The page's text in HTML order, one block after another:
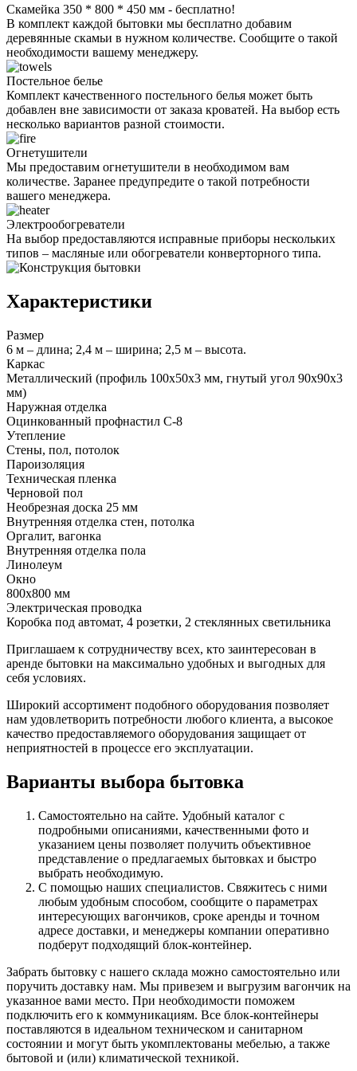
Скамейка 350 * 800 * 450 мм - бесплатно!
В комплект каждой бытовки мы бесплатно добавим
деревянные скамьи в нужном количестве. Сообщите о такой
необходимости вашему менеджеру.
Постельное белье
Комплект качественного постельного белья может быть
добавлен вне зависимости от заказа кроватей. На выбор есть
несколько вариантов разной стоимости.
Огнетушители
Мы предоставим огнетушители в необходимом вам
количестве. Заранее предупредите о такой потребности
вашего менеджера.
Электрообогреватели
На выбор предоставляются исправные приборы нескольких
типов – масляные или обогреватели конверторного типа.
Характеристики
Размер
6 м – длина; 2,4 м – ширина; 2,5 м – высота.
Каркас
Металлический (профиль 100х50х3 мм, гнутый угол 90х90х3
мм)
Наружная отделка
Оцинкованный профнастил С-8
Утепление
Стены, пол, потолок
Пароизоляция
Техническая пленка
Черновой пол
Необрезная доска 25 мм
Внутренняя отделка стен, потолка
Оргалит, вагонка
Внутренняя отделка пола
Линолеум
Окно
800х800 мм
Электрическая проводка
Коробка под автомат, 4 розетки, 2 стеклянных светильника
Приглашаем к сотрудничеству всех, кто заинтересован в
аренде бытовки на максимально удобных и выгодных для
себя условиях.
Широкий ассортимент подобного оборудования позволяет
нам удовлетворить потребности любого клиента, а высокое
качество предоставляемого оборудования защищает от
неприятностей в процессе его эксплуатации.
Варианты выбора бытовка
Самостоятельно на сайте. Удобный каталог с
подробными описаниями, качественными фото и
указанием цены позволяет получить объективное
представление о предлагаемых бытовках и быстро
выбрать необходимую.
С помощью наших специалистов. Свяжитесь с ними
любым удобным способом, сообщите о параметрах
интересующих вагончиков, сроке аренды и точном
адресе доставки, и менеджеры компании оперативно
подберут подходящий блок-контейнер.
Забрать бытовку с нашего склада можно самостоятельно или
поручить доставку нам. Мы привезем и выгрузим вагончик на
указанное вами место. При необходимости поможем
подключить его к коммуникациям. Все блок-контейнеры
поставляются в идеальном техническом и санитарном
состоянии и могут быть укомплектованы мебелью, а также
бытовой и (или) климатической техникой.